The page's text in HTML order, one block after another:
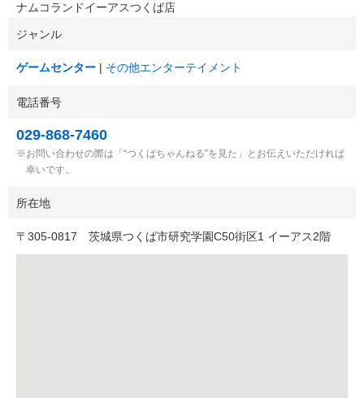
ナムコランドイーアスつくば店
ジャンル
ゲームセンター その他エンターテイメント
電話番号
029-868-7460
お問い合わせの際は「“つくばちゃんねる”を見た」とお伝えいただければ
幸いです。
所在地
〒 305-0817 茨城県つくば市研究学園C50街区1 イーアス2階